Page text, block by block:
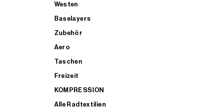
Westen
Baselayers
Zubehör
Aero
Taschen
Freizeit
KOMPRESSION
Alle Radtextilien